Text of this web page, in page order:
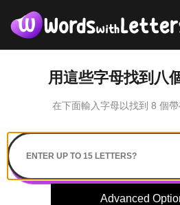
用這些字母找到八
在下面輸入字母以找到 8 個
Advanced